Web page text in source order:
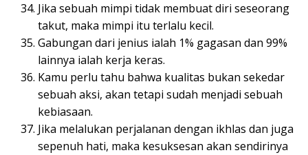
Jika sebuah mimpi tidak membuat diri seseorang
takut, maka mimpi itu terlalu kecil.
Gabungan dari jenius ialah 1% gagasan dan 99%
lainnya ialah kerja keras.
Kamu perlu tahu bahwa kualitas bukan sekedar
sebuah aksi, akan tetapi sudah menjadi sebuah
kebiasaan.
Jika melalukan perjalanan dengan ikhlas dan juga
sepenuh hati, maka kesuksesan akan sendirinya